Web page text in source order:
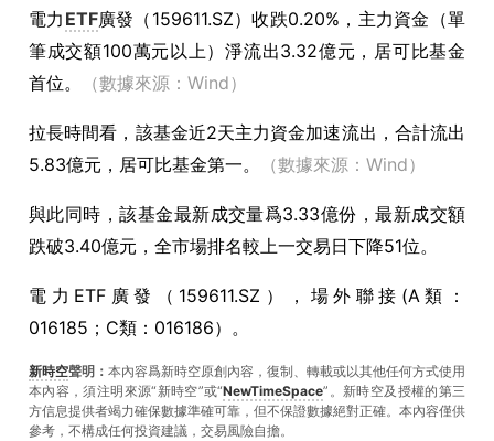
電力 ETF廣發（159611.SZ）收跌0.20%，主力資金（單
筆成交額100萬元以上）淨流出3.32億元，居可比基金
首位。
（數據來源：Wind）
拉長時間看，該基金近2天主力資金加速流出，合計流出
5.83億元，居可比基金第一。
（數據來源：Wind）
與此同時，該基金最新成交量爲3.33億份，最新成交額
跌破3.40億元，全市場排名較上一交易日下降51位。
電力ETF廣發（159611.SZ），場外聯接(A類：
016185；C類：016186）。
新時空聲明： 本內容爲新時空原創內容，復制、轉載或以其他任何方式使用
本內容，須注明來源“新時空”或“NewTimeSpace”。新時空及授權的第三
方信息提供者竭力確保數據準確可靠，但不保證數據絕對正確。本內容僅供
參考，不構成任何投資建議，交易風險自擔。